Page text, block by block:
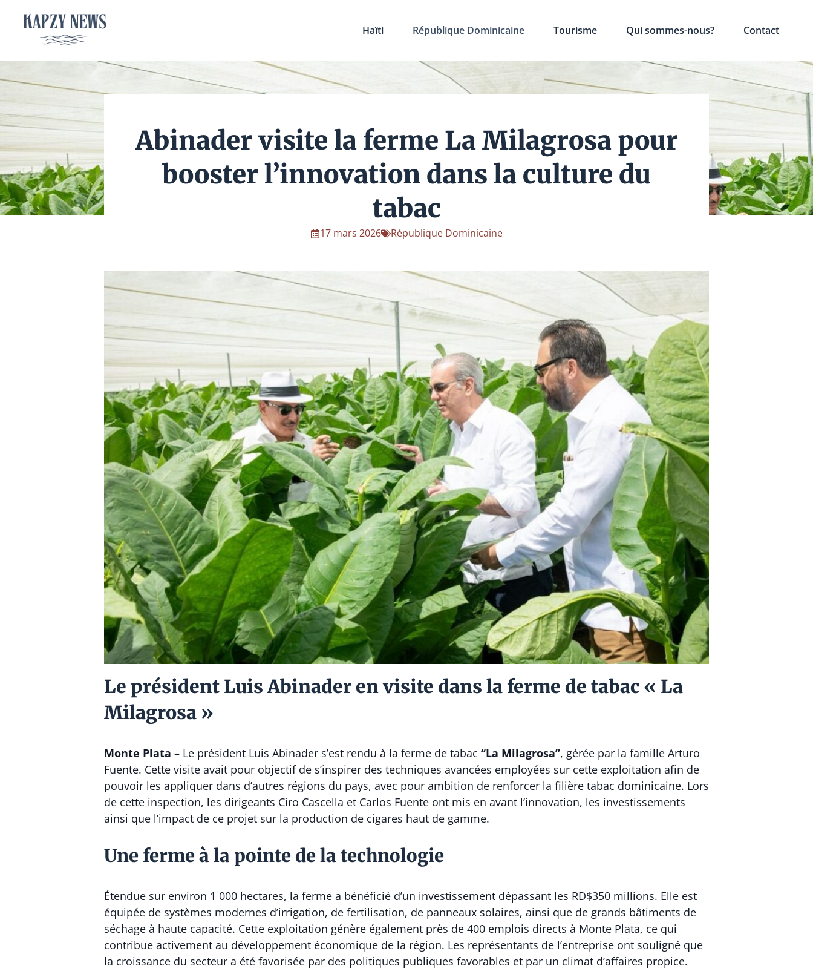
contenu
Haïti République Dominicaine Tourisme Qui sommes-nous? Contact
Abinader visite la ferme La Milagrosa pour
booster l’innovation dans la culture du
tabac
17 mars 2026 République Dominicaine
Le président Luis Abinader en visite dans la ferme de tabac « La
Milagrosa »
Monte Plata – Le président Luis Abinader s’est rendu à la ferme de tabac “La Milagrosa”, gérée par la famille Arturo
Fuente. Cette visite avait pour objectif de s’inspirer des techniques avancées employées sur cette exploitation afin de
pouvoir les appliquer dans d’autres régions du pays, avec pour ambition de renforcer la filière tabac dominicaine. Lors
de cette inspection, les dirigeants Ciro Cascella et Carlos Fuente ont mis en avant l’innovation, les investissements
ainsi que l’impact de ce projet sur la production de cigares haut de gamme.
Une ferme à la pointe de la technologie
Étendue sur environ 1 000 hectares, la ferme a bénéficié d’un investissement dépassant les RD$350 millions. Elle est
équipée de systèmes modernes d’irrigation, de fertilisation, de panneaux solaires, ainsi que de grands bâtiments de
séchage à haute capacité. Cette exploitation génère également près de 400 emplois directs à Monte Plata, ce qui
contribue activement au développement économique de la région. Les représentants de l’entreprise ont souligné que
la croissance du secteur a été favorisée par des politiques publiques favorables et par un climat d’affaires propice.